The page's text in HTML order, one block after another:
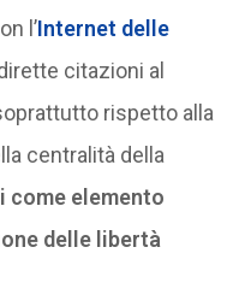
l’Internet delle
citazioni al
rispetto alla
centralità della
come elemento
delle libertà